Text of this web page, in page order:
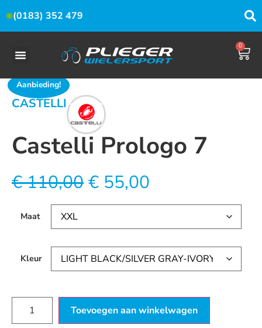
(0183) 352 479
0
Aanbieding!
CASTELLI
Castelli Prologo 7
€110,00€ 55,00
Maat
Kleur
Toevoegen aan winkelwagen